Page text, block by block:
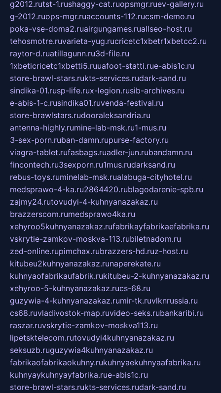
g2012.rutst-1.rushaggy-cat.ruopsmgr.ruev-gallery.ru
g-2012.ruops-mgr.ruaccounts-112.rucsm-demo.ru
poka-vse-doma2.ruairgungames.ruallseo-host.ru
tehosmotre.ruvarieta-yug.rucricetc1xbetr1xbetcc2.ru
raytor-d.ruatillagunn.ru3d-file.ru
1xbeticricetc1xbetti5.ruuafoot-statti.rue-abis1c.ru
store-brawl-stars.rukts-services.rudark-sand.ru
sindika-01.rusp-life.rux-legion.rusib-archives.ru
e-abis-1-c.rusindika01.ruvenda-festival.ru
store-brawlstars.rudooraleksandria.ru
antenna-highly.rumine-lab-msk.ru1-mus.ru
3-sex-porn.ruban-damn.rupurse-factory.ru
viagra-tablet.rufasbags.ruadler-jun.rubandamn.ru
fincontech.ru3sexporn.ru1mus.rudarksand.ru
rebus-toys.ruminelab-msk.rualabuga-cityhotel.ru
medsprawo-4-ka.ru2864420.rublagodarenie-spb.ru
zajmy24.rutovudyi-4-kuhnyanazakaz.ru
brazzerscom.rumedsprawo4ka.ru
xehyroo5kuhnyanazakaz.rufabrikayfabrikaefabrika.ru
vskrytie-zamkov-moskva-113.rubiletnadom.ru
zed-online.rupimchax.rubrazzers-hd.ruz-host.ru
kitubeu2kuhnyanazakaz.runaperekate.ru
kuhnyaofabrikaufabrik.rukitubeu-2-kuhnyanazakaz.ru
xehyroo-5-kuhnyanazakaz.rucs-68.ru
guzywia-4-kuhnyanazakaz.rumir-tk.ruvlknrussia.ru
cs68.ruvladivostok-map.ruvideo-seks.rubankaribi.ru
raszar.ruvskrytie-zamkov-moskva113.ru
lipetsktelecom.rutovudyi4kuhnyanazakaz.ru
seksuzb.ruguzywia4kuhnyanazakaz.ru
fabrikaofabrikaokuhny.rukuhnyaekuhnyaafabrika.ru
kuhnyaykuhnyayfabrika.rue-abis1c.ru
store-brawl-stars.rukts-services.rudark-sand.ru